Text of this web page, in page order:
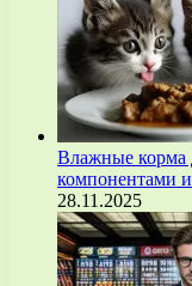
Влажные корма
компонентами
28.11.2025